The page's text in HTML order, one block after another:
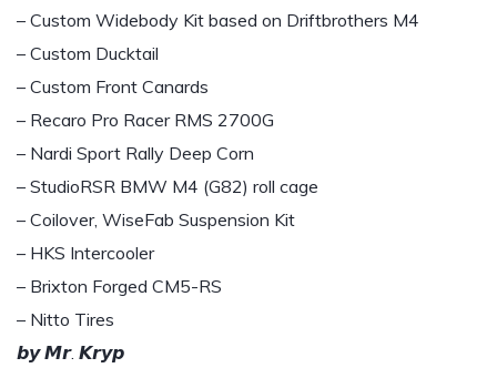
– Custom Widebody Kit based on Driftbrothers M4
– Custom Ducktail
– Custom Front Canards
– Recaro Pro Racer RMS 2700G
– Nardi Sport Rally Deep Corn
– StudioRSR BMW M4 (G82) roll cage
– Coilover, WiseFab Suspension Kit
– HKS Intercooler
– Brixton Forged CM5-RS
– Nitto Tires
𝙗𝙮 𝙈𝙧. 𝙆𝙧𝙮𝙥